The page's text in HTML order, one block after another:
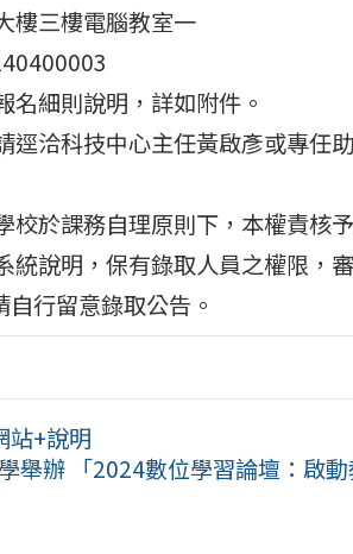
樓三樓電腦教室一
名細則說明，詳如附件。
逕洽科技中心主任黃啟彥或專任
校於課務自理原則下，本權責核
統說明，保有錄取人員之權限，
行留意錄取公告。
站+說明
舉辦 「2024數位學習論壇：啟